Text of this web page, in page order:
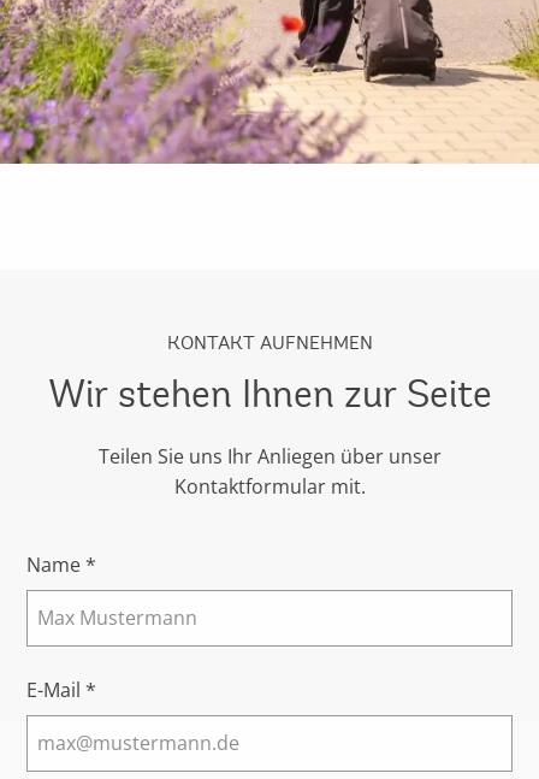
KONTAKT AUFNEHMEN
Wir stehen Ihnen zur Seite
Teilen Sie uns Ihr Anliegen über unser
Kontaktformular mit.
Name *
E-Mail *